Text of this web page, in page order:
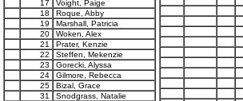
17
Voight, Paige
18
Roque, Abby
19
Marshall, Patricia
20
Woken, Alex
21
Prater, Kenzie
22
Steffen, Mekenzie
23
Gorecki, Alyssa
24
Gilmore, Rebecca
25
Bizal, Grace
31
Snodgrass, Natalie